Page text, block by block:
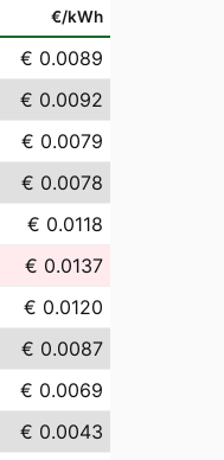
€/kWh
€ 0.0089
€ 0.0092
€ 0.0079
€ 0.0078
€ 0.0118
€ 0.0137
€ 0.0120
€ 0.0087
€ 0.0069
€ 0.0043